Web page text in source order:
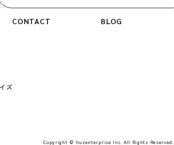
CONTACT BLOG
ズ
Copyright © huzenterprise Inc. All Rights Reserved.